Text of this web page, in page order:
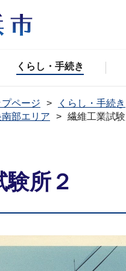
くらし・手続き
ページ
くらし・手続き
南部エリア
繊維工業試
所２